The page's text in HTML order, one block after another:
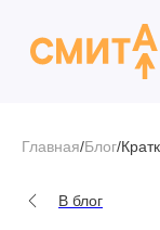
Главная/Блог/
В блог